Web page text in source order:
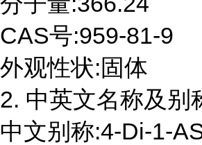
CAS号:959-81-9
外观性状:固体
2. 中英文名称及别
中文别称:4-Di-1-